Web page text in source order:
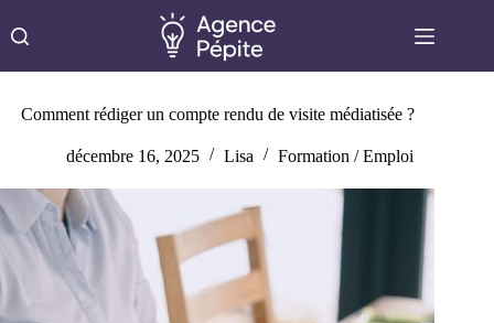
au
contenu
Comment rédiger un compte rendu de visite médiatisée ?
décembre 16, 2025 Lisa Formation / Emploi